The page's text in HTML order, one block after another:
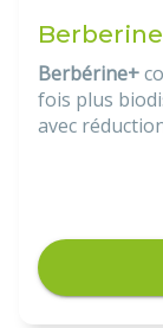
Berbérine+
fois plus
avec